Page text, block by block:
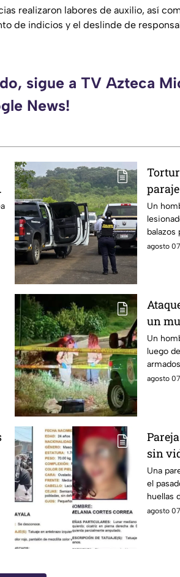
realizaron labores de auxilio, así
de indicios y el deslinde de
sigue a TV Azteca
News!
Un
ubicado
agosto
un
Un
luego
agosto
sin
Una
el
huellas
agosto